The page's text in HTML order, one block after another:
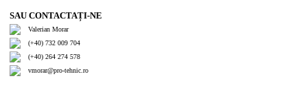
SAU CONTACTAȚI-NE
Valerian Morar
(+40) 732 009 704
(+40) 264 274 578
vmorar@pro-tehnic.ro